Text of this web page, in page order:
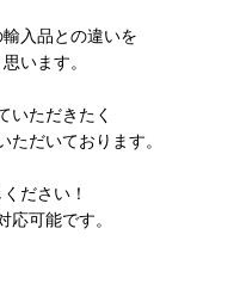
入品との違いを
います。
いただきたく
だいております。
ださい！
可能です。